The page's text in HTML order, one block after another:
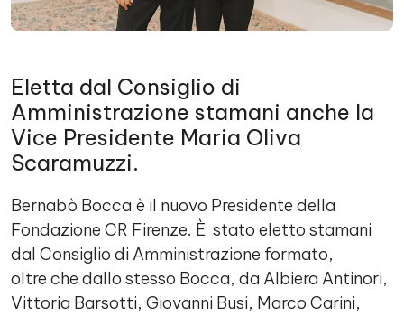
Eletta dal Consiglio di
Amministrazione stamani anche la
Vice Presidente Maria Oliva
Scaramuzzi.
Bernabò Bocca è il nuovo Presidente della
Fondazione CR Firenze. È stato eletto stamani
dal Consiglio di Amministrazione formato,
oltre che dallo stesso Bocca, da Albiera Antinori,
Vittoria Barsotti, Giovanni Busi, Marco Carini,